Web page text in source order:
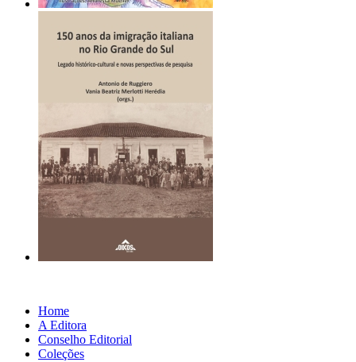
Home
A Editora
Conselho Editorial
Coleções